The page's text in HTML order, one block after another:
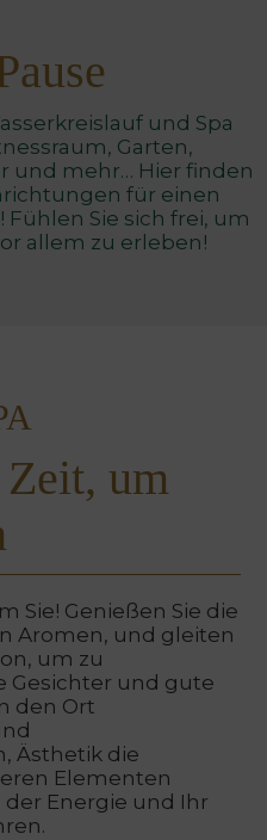
und Spa
Garten,
und mehr… Hier finden
für einen
Sie sich frei, um
allem zu erleben!
um
Sie! Genießen Sie die
Aromen, und gleiten
um zu
Gesichter und gute
den Ort
Ästhetik die
Elementen
Energie und Ihr